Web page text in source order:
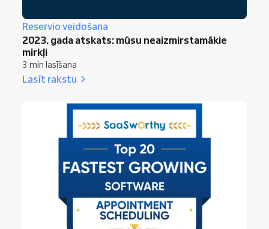
Reservio veidošana
2023. gada atskats: mūsu neaizmirstamākie
mirkļi
3 min lasīšana
Lasīt rakstu